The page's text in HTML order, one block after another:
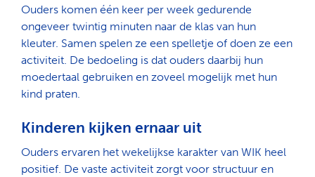
Ouders komen één keer per week gedurende
ongeveer twintig minuten naar de klas van hun
kleuter. Samen spelen ze een spelletje of doen ze een
activiteit. De bedoeling is dat ouders daarbij hun
moedertaal gebruiken en zoveel mogelijk met hun
kind praten.
Kinderen kijken ernaar uit
Ouders ervaren het wekelijkse karakter van WIK heel
positief. De vaste activiteit zorgt voor structuur en